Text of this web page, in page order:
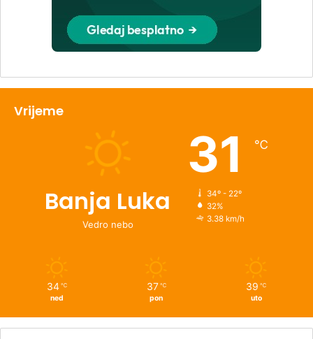
Vrijeme
Banja Luka
Vedro nebo
31 ℃
34º - 22º
32%
3.38 km/h
34 ℃
ned
37 ℃
pon
39 ℃
uto